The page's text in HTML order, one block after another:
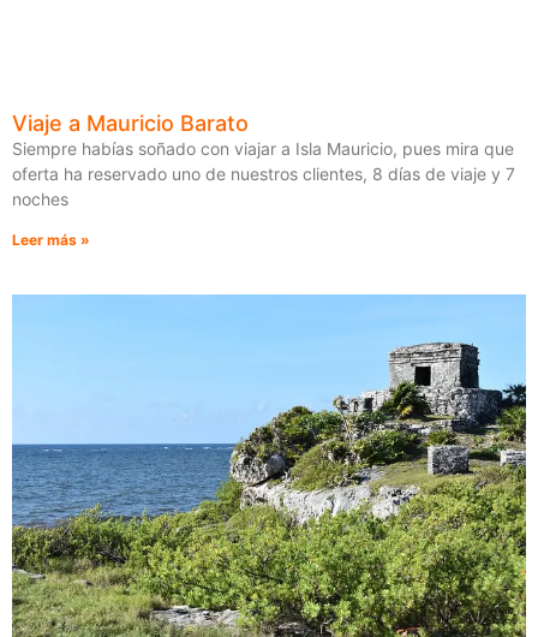
Viaje a Mauricio Barato
Siempre habías soñado con viajar a Isla Mauricio, pues mira que
oferta ha reservado uno de nuestros clientes, 8 días de viaje y 7
noches
Leer más »